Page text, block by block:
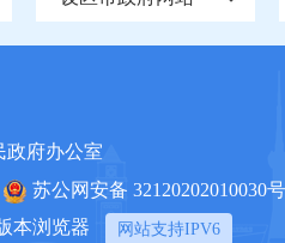
政府办公室
苏公网安备 32120202010030号
本浏览器
网站支持IPV6